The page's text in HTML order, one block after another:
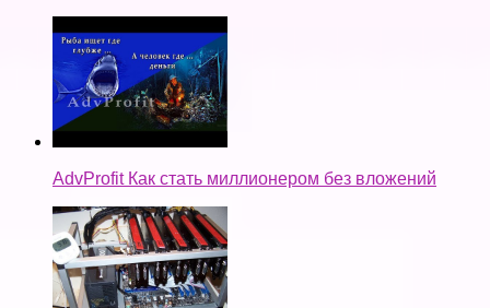
AdvProfit Как стать миллионером без вложений